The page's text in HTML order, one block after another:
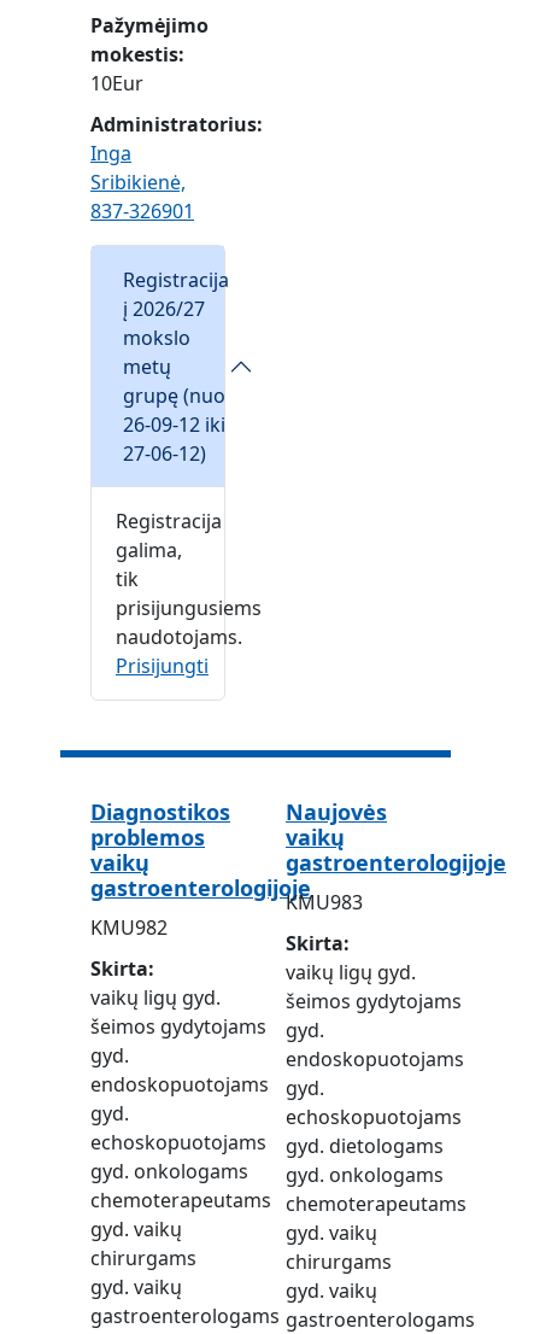
Pažymėjimo
mokestis
10Eur
Administratorius:
Inga
Sribikienė,
837-326901
Registracija
į 2026/27
mokslo
metų
grupę (nuo
26-09-12 iki
27-06-12)
Registracija
galima,
tik
prisijungusiems
naudotojams.
Prisijungti
Diagnostikos
problemos
vaikų
gastroenterologijoje
KMU982
Skirta
vaikų ligų gyd.
šeimos gydytojams
gyd.
endoskopuotojams
gyd.
echoskopuotojams
gyd. onkologams
chemoterapeutams
gyd. vaikų
chirurgams
gyd. vaikų
gastroenterologams
Naujovės
vaikų
gastroenterologijoje
KMU983
Skirta
vaikų ligų gyd.
šeimos gydytojams
gyd.
endoskopuotojams
gyd.
echoskopuotojams
gyd. dietologams
gyd. onkologams
chemoterapeutams
gyd. vaikų
chirurgams
gyd. vaikų
gastroenterologams